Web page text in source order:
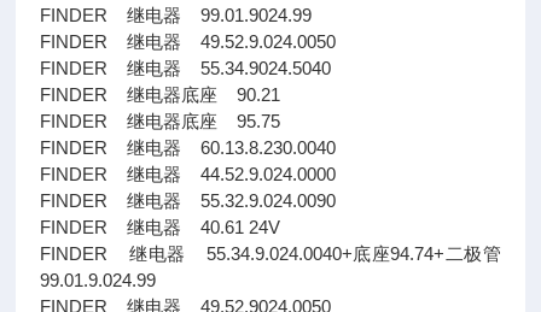
FINDER 继电器 99.01.9024.99
FINDER 继电器 49.52.9.024.0050
FINDER 继电器 55.34.9024.5040
FINDER 继电器底座 90.21
FINDER 继电器底座 95.75
FINDER 继电器 60.13.8.230.0040
FINDER 继电器 44.52.9.024.0000
FINDER 继电器 55.32.9.024.0090
FINDER 继电器 40.61 24V
FINDER 继电器 55.34.9.024.0040+底座94.74+二极管
99.01.9.024.99
FINDER 继电器 49.52.9024.0050